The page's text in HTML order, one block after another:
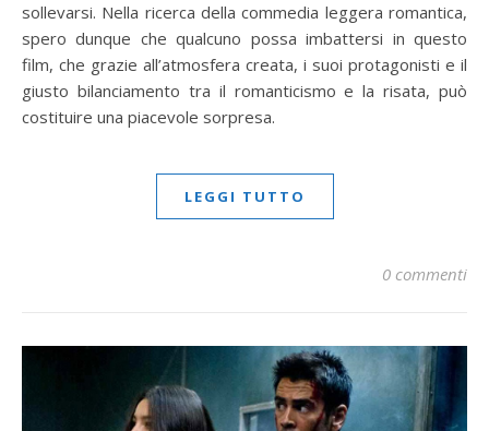
sollevarsi. Nella ricerca della commedia leggera romantica,
spero dunque che qualcuno possa imbattersi in questo
film, che grazie all’atmosfera creata, i suoi protagonisti e il
giusto bilanciamento tra il romanticismo e la risata, può
costituire una piacevole sorpresa.
LEGGI TUTTO
0 commenti